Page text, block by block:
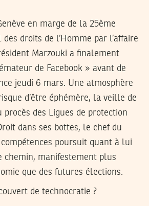
en marge de la 25ème
des droits de l’Homme par l’affaire
Marzouki a finalement
de Facebook » avant de
jeudi 6 mars. Une atmosphère
d’être éphémère, la veille de
des Ligues de protection
dans ses bottes, le chef du
poursuit quant à lui
chemin, manifestement plus
que des futures élections.
de technocratie ?